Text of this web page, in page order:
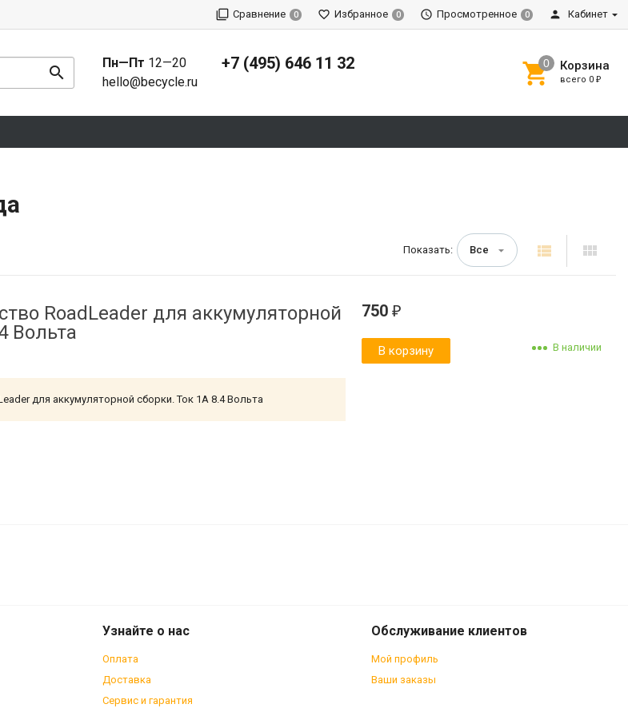
Сравнение 0 Избранное 0 Просмотренное 0 Кабинет
Пн—Пт 12—20
hello@becycle.ru
+7 (495) 646 11 32 Корзина
всего 0 ₽
Показать: Все
RoadLeader для аккумуляторной
Вольта
для аккумуляторной сборки. Ток 1А 8.4 Вольта
750 ₽
В наличии
В корзину
Узнайте о нас
Оплата
Доставка
Сервис и гарантия
Обслуживание клиентов
Мой профиль
Ваши заказы